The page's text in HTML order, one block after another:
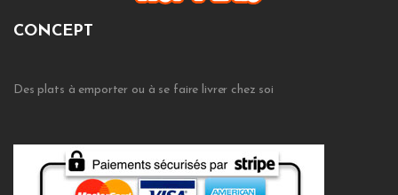
CONCEPT
Des plats à emporter ou à se faire livrer chez soi